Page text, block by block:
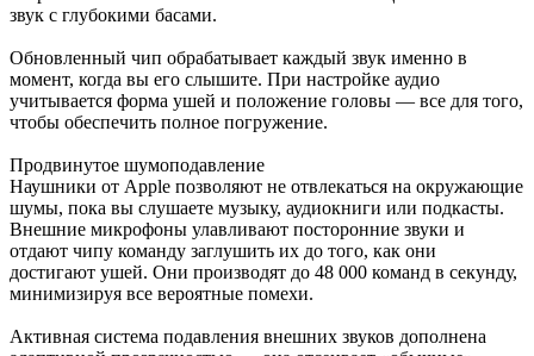
звук с глубокими басами.
Обновленный чип обрабатывает каждый звук именно в
момент, когда вы его слышите. При настройке аудио
учитывается форма ушей и положение головы — все для того,
чтобы обеспечить полное погружение.
Продвинутое шумоподавление
Наушники от Apple позволяют не отвлекаться на окружающие
шумы, пока вы слушаете музыку, аудиокниги или подкасты.
Внешние микрофоны улавливают посторонние звуки и
отдают чипу команду заглушить их до того, как они
достигают ушей. Они производят до 48 000 команд в секунду,
минимизируя все вероятные помехи.
Активная система подавления внешних звуков дополнена